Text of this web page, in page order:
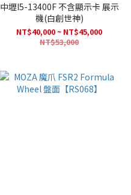
中壢I5-13400F 不含顯示卡 展示
機(白創世神)
NT$40,000 ~ NT$45,000
NT$53,000